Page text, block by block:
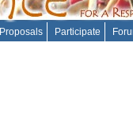
Proposals Participate